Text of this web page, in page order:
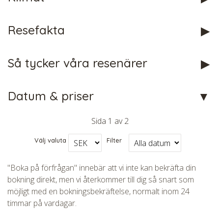
Resefakta
Så tycker våra resenärer
Datum & priser
Sida 1 av2
Välj valuta Filter
"Boka på förfrågan" innebär att vi inte kan bekräfta din
bokning direkt, men vi återkommer till dig så snart som
möjligt med en bokningsbekräftelse, normalt inom 24
timmar på vardagar.